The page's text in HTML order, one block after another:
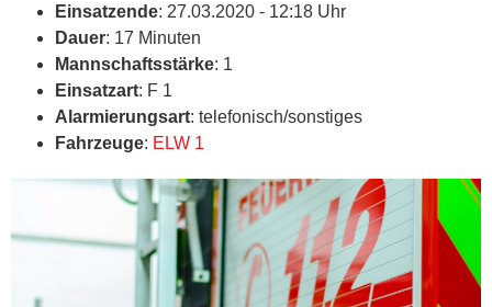
Einsatzende: 27.03.2020 - 12:18 Uhr
Dauer: 17 Minuten
Mannschaftsstärke: 1
Einsatzart: F 1
Alarmierungsart: telefonisch/sonstiges
Fahrzeuge: ELW 1